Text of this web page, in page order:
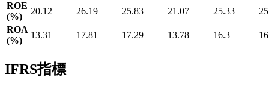
ROE
(%)
20.12 26.19 25.83 21.07 25.33
ROA
(%)
13.31 17.81 17.29 13.78 16.3
IFRS指標